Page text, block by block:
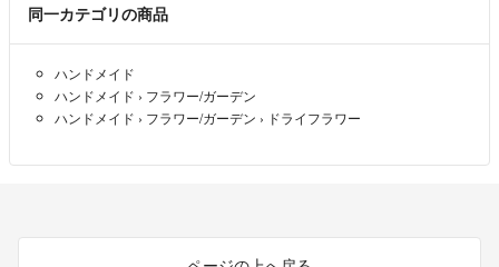
同一カテゴリの商品
ハンドメイド
ハンドメイド › フラワー/ガーデン
ハンドメイド › フラワー/ガーデン › ドライフラワー